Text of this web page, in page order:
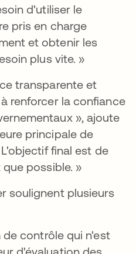
d'utiliser le
pris en charge
et obtenir les
plus vite. »
transparente et
renforcer la confiance
», ajoute
principale de
final est de
possible. »
soulignent plusieurs
contrôle qui n'est